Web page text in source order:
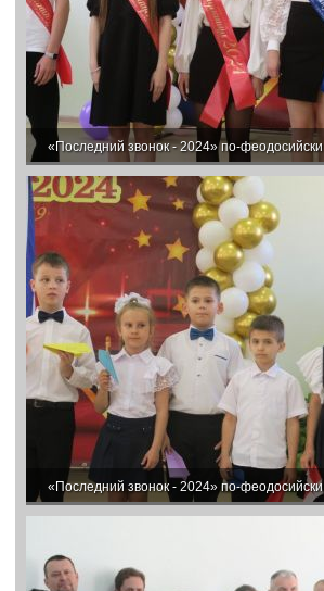
«Последний звонок - 2024» по-феодосийски
«Последний звонок - 2024» по-феодосийски